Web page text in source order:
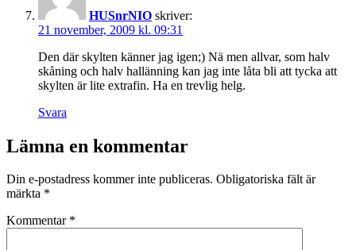
HUSnrNIO skriver:
21 november, 2009 kl. 09:31
Den där skylten känner jag igen;) Nä men allvar, som halv
skåning och halv hallänning kan jag inte låta bli att tycka att
skylten är lite extrafin. Ha en trevlig helg.
Svara
Lämna en kommentar
Din e-postadress kommer inte publiceras. Obligatoriska fält är
märkta *
Kommentar *